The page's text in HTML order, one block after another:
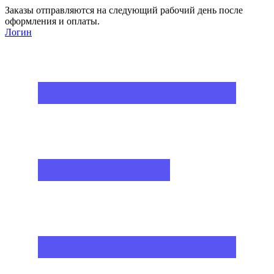
Заказы отправляются на следующий рабочий день после
оформления и оплаты.
Логин